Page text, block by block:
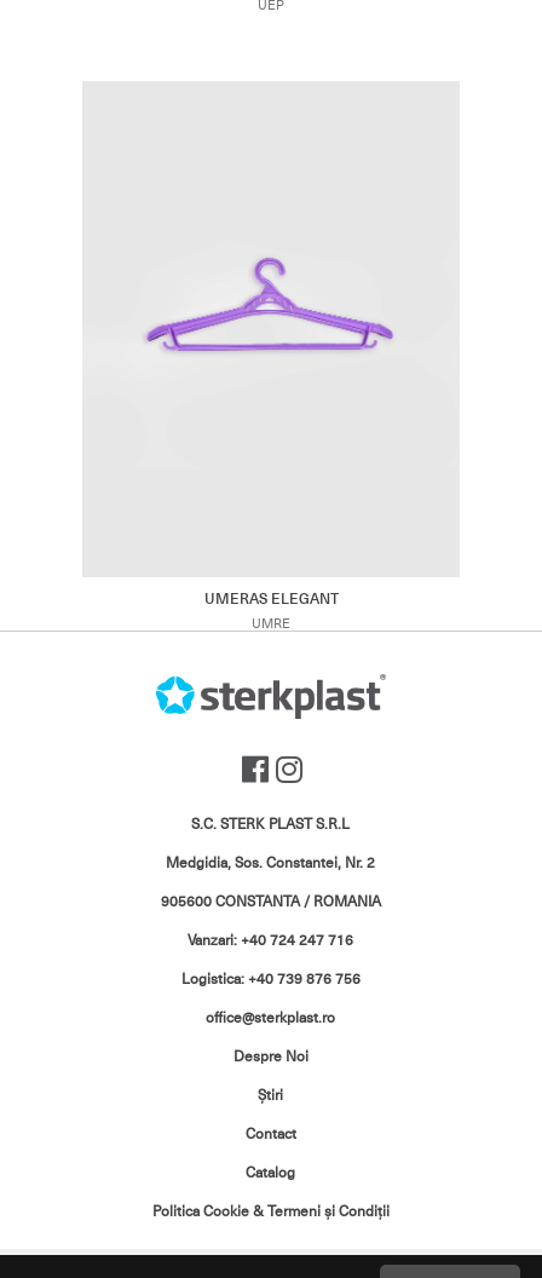
UEP
UMERAS ELEGANT
UMRE
S.C. STERK PLAST S.R.L
Medgidia, Sos. Constantei, Nr. 2
905600 CONSTANTA / ROMANIA
Vanzari: +40 724 247 716
Logistica: +40 739 876 756
office@sterkplast.ro
Despre Noi
Ştiri
Contact
Catalog
Politica Cookie & Termeni şi Condiţii